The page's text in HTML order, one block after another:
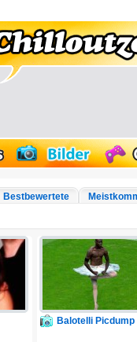
Bestbewertete
Balotelli Picdump